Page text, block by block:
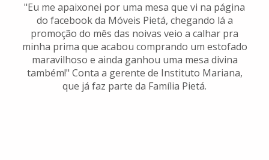
"Eu me apaixonei por uma mesa que vi na página
do facebook da Móveis Pietá, chegando lá a
promoção do mês das noivas veio a calhar pra
minha prima que acabou comprando um estofado
maravilhoso e ainda ganhou uma mesa divina
também!" Conta a gerente de Instituto Mariana,
que já faz parte da Família Pietá.